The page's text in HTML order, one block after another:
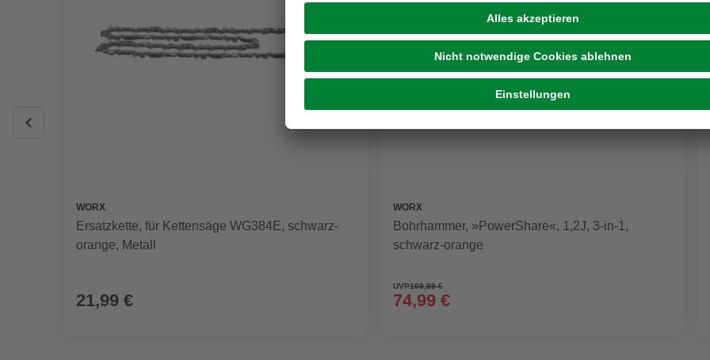
WORX
Ersatzkette, für Kettensäge WG384E, schwarz-
orange, Metall
21,99 €
WORX
Bohrhammer, »PowerShare«, 1,2J, 3-in-1,
schwarz-orange
UVP109,99 €
74,99 €